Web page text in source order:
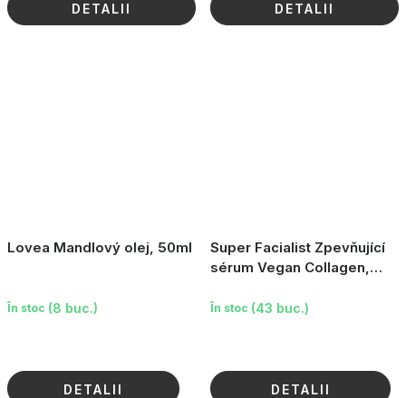
DETALII DETALII
Lovea Mandlový olej, 50ml
În stoc (8 buc.)
DETALII
Super Facialist Zpevňující
sérum Vegan Collagen,
În stoc (43 buc.)
DETALII